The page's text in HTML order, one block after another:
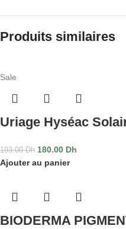
Produits similaires
Sale
Uriage Hyséac
193.00Dh 180.00 Dh
Ajouter au panier
BIODERMA